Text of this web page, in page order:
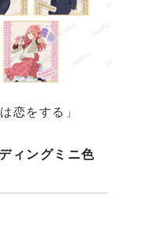
ィングミニ色
恋をする」